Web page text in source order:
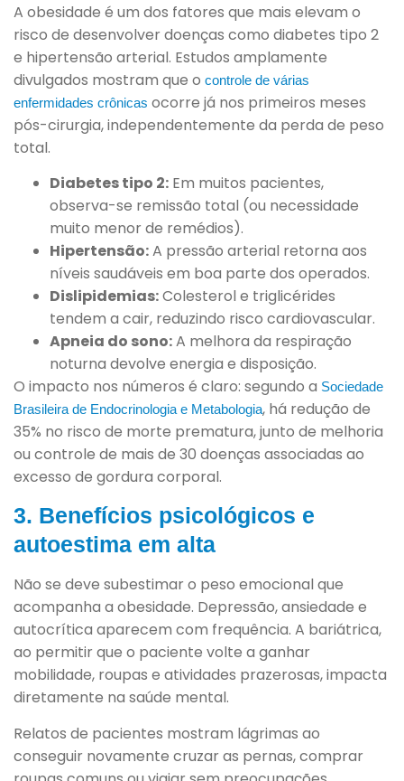
A obesidade é um dos fatores que mais elevam o
risco de desenvolver doenças como diabetes tipo 2
e hipertensão arterial. Estudos amplamente
divulgados mostram que o controle de várias
enfermidades crônicas ocorre já nos primeiros meses
pós-cirurgia, independentemente da perda de peso
total.
Diabetes tipo 2: Em muitos pacientes,
observa-se remissão total (ou necessidade
muito menor de remédios).
Hipertensão:A pressão arterial retorna aos
níveis saudáveis em boa parte dos operados.
Dislipidemias:Colesterol e triglicérides
tendem a cair, reduzindo risco cardiovascular.
Apneia do sono:A melhora da respiração
noturna devolve energia e disposição.
O impacto nos números é claro: segundo a Sociedade
Brasileira de Endocrinologia e Metabologia, há redução de
35% no risco de morte prematura, junto de melhoria
ou controle de mais de 30 doenças associadas ao
excesso de gordura corporal.
3. Benefícios psicológicos e
autoestima em alta
Não se deve subestimar o peso emocional que
acompanha a obesidade. Depressão, ansiedade e
autocrítica aparecem com frequência. A bariátrica,
ao permitir que o paciente volte a ganhar
mobilidade, roupas e atividades prazerosas, impacta
diretamente na saúde mental.
Relatos de pacientes mostram lágrimas ao
conseguir novamente cruzar as pernas, comprar